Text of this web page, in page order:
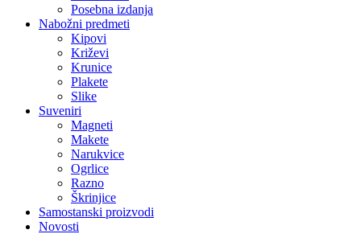
Posebna izdanja
Nabožni predmeti
Kipovi
Križevi
Krunice
Plakete
Slike
Suveniri
Magneti
Makete
Narukvice
Ogrlice
Razno
Škrinjice
Samostanski proizvodi
Novosti